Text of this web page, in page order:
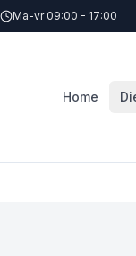
Ma-vr 09:00 - 17:00
Home